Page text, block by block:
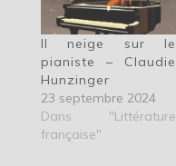
Il neige sur le
pianiste – Claudie
Hunzinger
23 septembre 2024
Dans "Littérature
française"